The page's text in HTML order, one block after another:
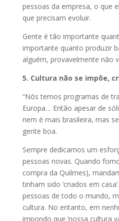
pessoas da empresa, o que
que precisam evoluir.
Gente é tão importante
importante quanto produzir
alguém, provavelmente não
5. Cultura não se impõe,
“Nós temos programas de
Europa… Então apesar de
nem é mais brasileira, mas
gente boa.
Sempre dedicamos um
pessoas novas. Quando
compra da Quilmes),
tinham sido ‘criados em
pessoas de todo o mundo,
cultura. No entanto, em
impondo que ‘nossa cultura